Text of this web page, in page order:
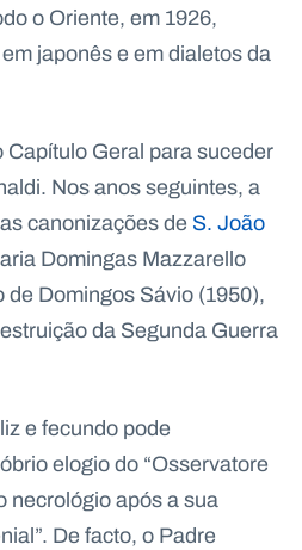
o Oriente, em 1926,
japonês e em dialetos da
Capítulo Geral para suceder
Nos anos seguintes, a
canonizações de S. João
Domingas Mazzarello
de Domingos Sávio (1950),
da Segunda Guerra
e fecundo pode
elogio do “Osservatore
necrológio após a sua
De facto, o Padre